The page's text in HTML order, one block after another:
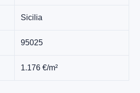
Sicilia
95025
1.176 €/m²